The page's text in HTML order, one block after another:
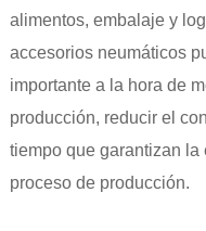
alimentos, embalaje y
accesorios neumáticos
importante a la hora de
producción, reducir el
tiempo que garantizan la
proceso de producción.